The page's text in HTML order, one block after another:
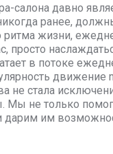
салона давно
ранее,
жизни,
просто
в потоке
движение
не стала
Мы не только
дарим им